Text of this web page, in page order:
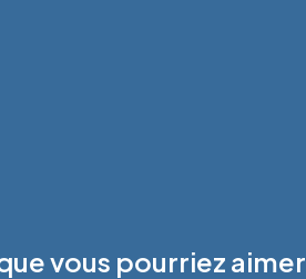
vous pourriez aimer